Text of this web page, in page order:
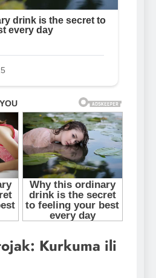
Kurkuma ili